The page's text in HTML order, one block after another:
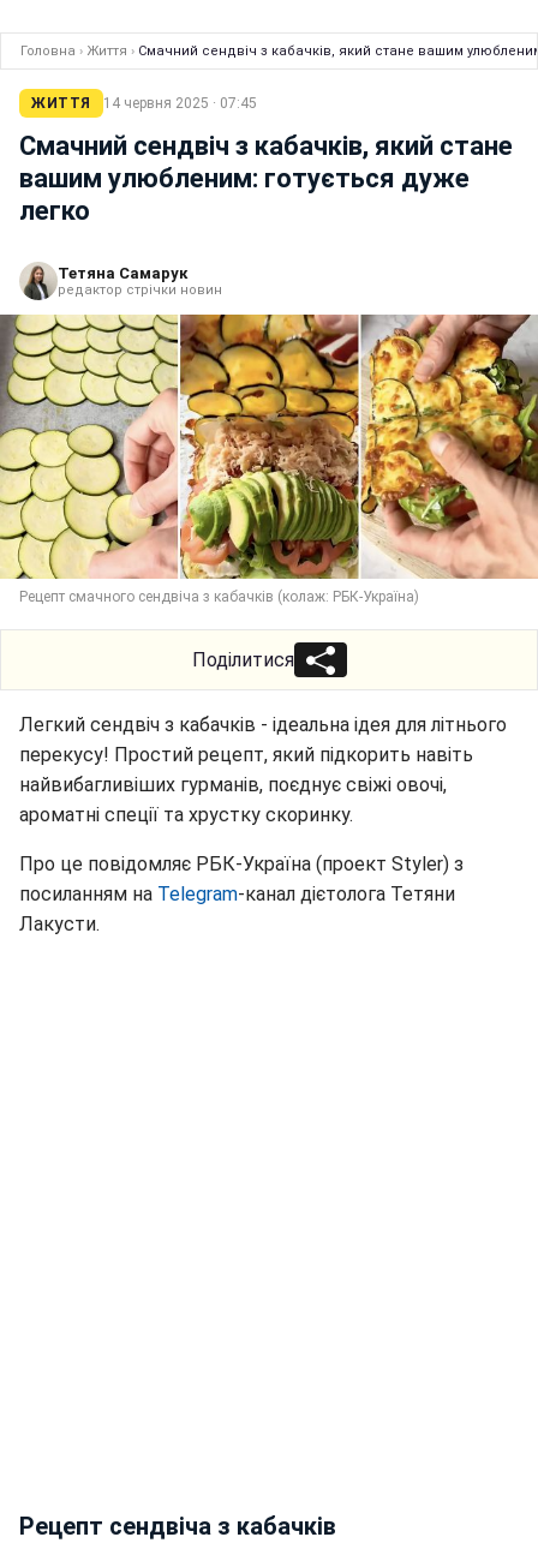
Головна › Життя › Смачний сендвіч з кабачків, який стане вашим
ЖИТТЯ 14 червня 2025 · 07:45
Смачний сендвіч з кабачків, який стане
вашим улюбленим: готується дуже
легко
Тетяна Самарук
редактор стрічки новин
Рецепт смачного сендвіча з кабачків (колаж: РБК-Україна)
Поділитися
Легкий сендвіч з кабачків - ідеальна ідея для літнього
перекусу! Простий рецепт, який підкорить навіть
найвибагливіших гурманів, поєднує свіжі овочі,
ароматні спеції та хрустку скоринку.
Про це повідомляє РБК-Україна (проект Styler) з
посиланням на Telegram-канал дієтолога Тетяни
Лакусти.
Рецепт сендвіча з кабачків